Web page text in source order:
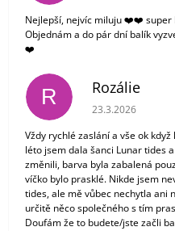
Nejlepší, nejvíc miluju ❤️❤️ super
Objednám a do pár dní balík
❤️
R Rozálie
Hodnocení
23.3.2026
Vždy rychlé zaslání a vše ok
léto jsem dala šanci Lunar tides
změnili, barva byla zabalená
víčko bylo prasklé. Nikde jsem
tides, ale mě vůbec nechytla ani
určitě něco společného s tím
Doufám že to budete/jste začli